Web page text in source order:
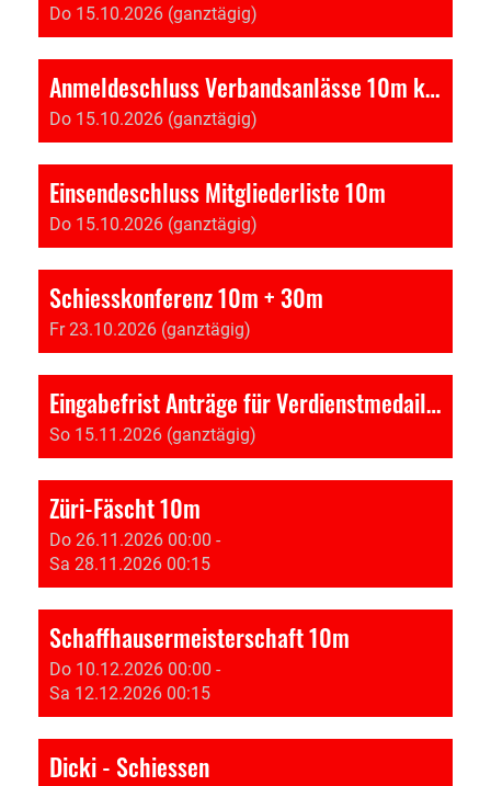
Do 15.10.2026 (ganztägig)
Anmeldeschluss Verbandsanlässe 10m kniend und stehend
Do 15.10.2026 (ganztägig)
Einsendeschluss Mitgliederliste 10m
Do 15.10.2026 (ganztägig)
Schiesskonferenz 10m + 30m
Fr 23.10.2026 (ganztägig)
Eingabefrist Anträge für Verdienstmedaillen an UV
So 15.11.2026 (ganztägig)
Züri-Fäscht 10m
Do 26.11.2026 00:00 -
Sa 28.11.2026 00:15
Schaffhausermeisterschaft 10m
Do 10.12.2026 00:00 -
Sa 12.12.2026 00:15
Dicki - Schiessen